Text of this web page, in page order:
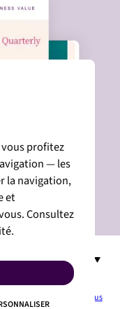
Espace Presse
Contactez-nous
profitez
— les
la navigation,
et
Consultez